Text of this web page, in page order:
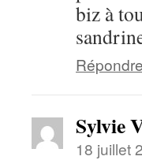
biz à
Répondre
Sylvie
18 juillet